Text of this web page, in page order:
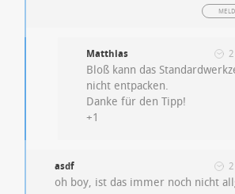
Matthias
Bloß kann das
nicht entpacken.
Danke für den Tipp!
+1
asdf
oh boy, ist das immer noch nicht